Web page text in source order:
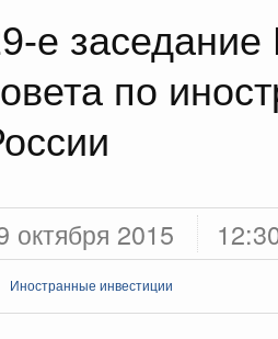
е заседание
по
октября 2015
Иностранные инвестиции
Демография
Здоровье
Культура
программы